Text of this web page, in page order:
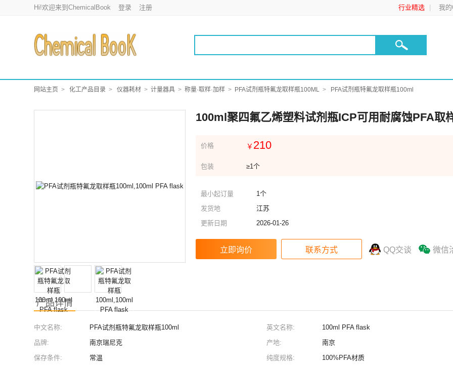
Hi!欢迎来到ChemicalBook 登录 注册 行业精选 我
网站主页 化工产品目录 仪器耗材 计量器具 称量·取样·加样 PFA试剂瓶特氟龙取样瓶100ML PFA试剂瓶特氟龙取样瓶100ml
100ml聚四氟乙烯塑料试剂瓶ICP可用耐腐蚀PFA取
价格 ￥ 210
包装 ≥1个
最小起订量
1个
发货地
江苏
更新日期
2026-01-26
QQ交谈 微信
产品详情
中文名称: PFA试剂瓶特氟龙取样瓶100ml 英文名称:
100ml PFA flask
品牌:
南京瑞尼克 产地:
南京
保存条件:
常温 纯度规格:
100%PFA材质